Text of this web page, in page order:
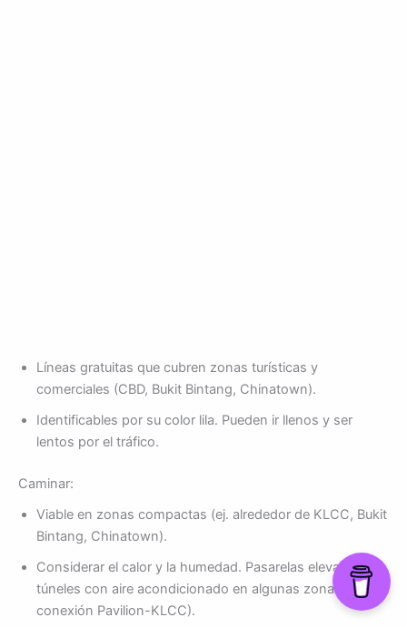
Líneas gratuitas que cubren zonas turísticas y
comerciales (CBD, Bukit Bintang, Chinatown).
Identificables por su color lila. Pueden ir llenos y ser
lentos por el tráfico.
Caminar:
Viable en zonas compactas (ej. alrededor de KLCC, Bukit
Bintang, Chinatown).
Considerar el calor y la humedad. Pasarelas elevadas y
túneles con aire acondicionado en algunas zonas (ej.
conexión Pavilion-KLCC).